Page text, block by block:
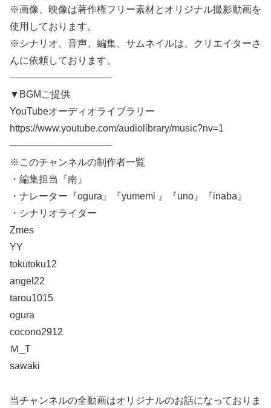
※画像、映像は著作権フリー素材とオリジナル撮影動画を
使用しております。
※シナリオ、音声、編集、サムネイルは、クリエイターさ
んに依頼しております。
——————————–
▼BGMご提供
YouTubeオーディオライブラリー
https://www.youtube.com/audiolibrary/music?nv=1
——————————–
※このチャンネルの制作者一覧
・編集担当『南』
・ナレーター『ogura』『yumemi 』『uno』『inaba』
・シナリオライター
Zmes
YY
tokutoku12
angel22
tarou1015
ogura
cocono2912
Ｍ_T
sawaki
当チャンネルの全動画はオリジナルのお話になっておりま